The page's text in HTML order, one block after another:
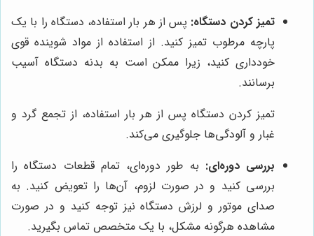
تمیز کردن دستگاه: پس از هر بار استفاده، دستگاه را با یک
پارچه مرطوب تمیز کنید. از استفاده از مواد شوینده قوی
خودداری کنید، زیرا ممکن است به بدنه دستگاه آسیب
برسانند.
تمیز کردن دستگاه پس از هر بار استفاده، از تجمع گرد و
غبار و آلودگی‌ها جلوگیری می‌کند.
بررسی دوره‌ای: به طور دوره‌ای، تمام قطعات دستگاه را
بررسی کنید و در صورت لزوم، آن‌ها را تعویض کنید. به
صدای موتور و لرزش دستگاه نیز توجه کنید و در صورت
مشاهده هرگونه مشکل، با یک متخصص تماس بگیرید.